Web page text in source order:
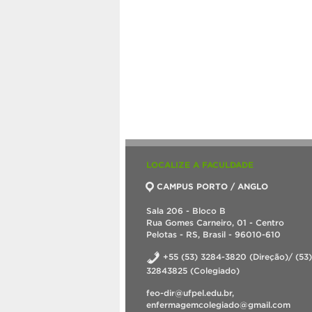
LOCALIZE A FACULDADE
CAMPUS PORTO / ANGLO
Sala 206 - Bloco B
Rua Gomes Carneiro, 01 - Centro
Pelotas - RS, Brasil - 96010-610
+55 (53) 3284-3820 (Direção)/ (53)
32843825 (Colegiado)
feo-dir@ufpel.edu.br,
enfermagemcolegiado@gmail.com